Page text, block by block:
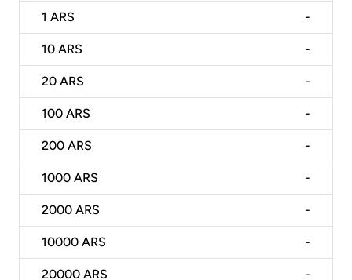
1 ARS -
10 ARS -
20 ARS -
100 ARS -
200 ARS -
1000 ARS -
2000 ARS -
10000 ARS -
20000 ARS -